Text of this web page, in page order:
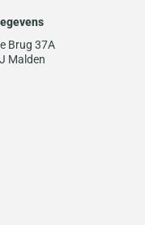
Brug 37A
Malden